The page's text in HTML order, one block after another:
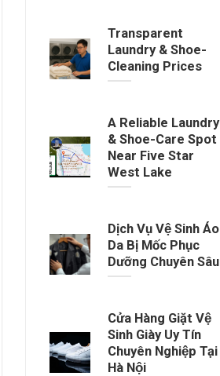
Transparent
Laundry & Shoe-
Cleaning Prices
A Reliable Laundry
& Shoe-Care Spot
Near Five Star
West Lake
Dịch Vụ Vệ Sinh Áo
Da Bị Mốc Phục
Dưỡng Chuyên Sâu
Cửa Hàng Giặt Vệ
Sinh Giày Uy Tín
Chuyên Nghiệp Tại
Hà Nội